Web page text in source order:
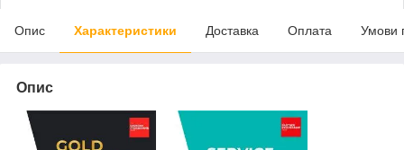
Опис Характеристики Доставка Оплата Умови
Опис